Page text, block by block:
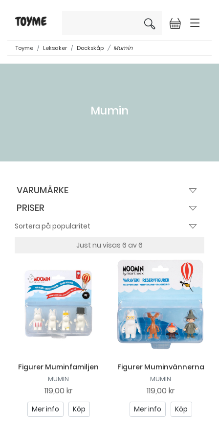
×
Toyme Leksaker Dockskåp Mumin
Mumin
VARUMÄRKE
PRISER
Just nu visas 6 av 6
Figurer Muminfamiljen
MUMIN
119,00 kr
Mer info Köp
Figurer Muminvännerna
MUMIN
119,00 kr
Mer info Köp